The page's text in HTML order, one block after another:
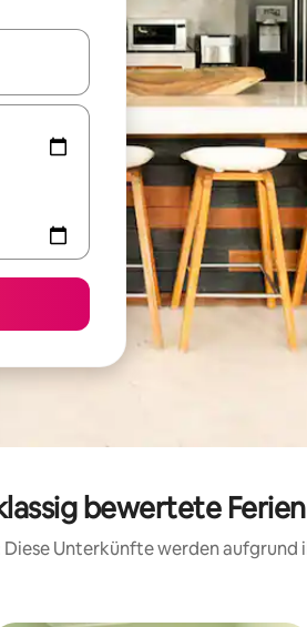
mit den Pfeiltasten nach oben und
bewertete
Diese Unterkünfte werden